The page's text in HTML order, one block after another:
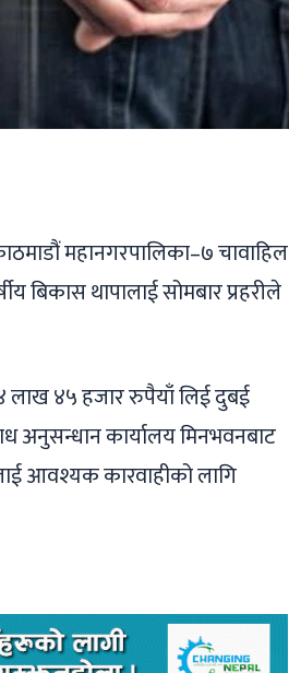
महानगरपालिका–७ चावाहिल
बिकास थापालाई सोमबार प्रहरीले
लाख ४५ हजार रुपैयाँ लिई दुबई
अनुसन्धान कार्यालय मिनभवनबाट
आवश्यक कारवाहीको लागि